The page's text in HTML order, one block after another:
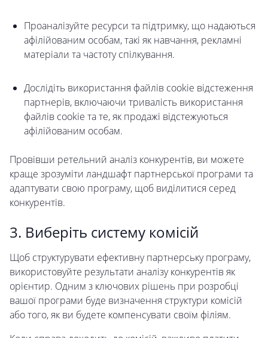
Проаналізуйте ресурси та підтримку, що надаються
афілійованим особам, такі як навчання, рекламні
матеріали та частоту спілкування.
Дослідіть використання файлів cookie відстеження
партнерів, включаючи тривалість використання
файлів cookie та те, як продажі відстежуються
афілійованим особам.
Провівши ретельний аналіз конкурентів, ви можете
краще зрозуміти ландшафт партнерської програми та
адаптувати свою програму, щоб виділитися серед
конкурентів.
3. Виберіть систему комісій
Щоб структурувати ефективну партнерську програму,
використовуйте результати аналізу конкурентів як
орієнтир. Одним з ключових рішень при розробці
вашої програми буде визначення структури комісій
або того, як ви будете компенсувати своїм філіям.